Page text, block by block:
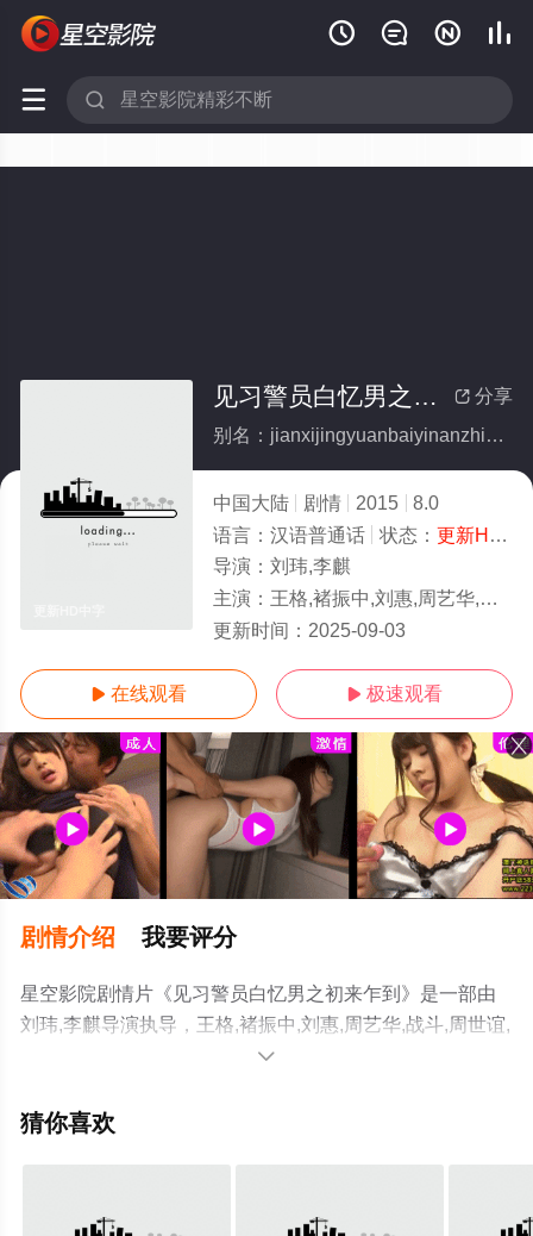
   
 
 分享
见习警员白忆男之初来乍到
别名：jianxijingyuanbaiyinanzhichulaizhadao
中国大陆 剧情 2015
8.0
语言： 汉语普通话 状态： 更新HD中字
导演： 刘玮,李麒
主演： 王格,褚振中,刘惠,周艺华,战斗,周世谊,孙浩涪
更新时间： 2025-09-03
 在线观看  极速观看
剧情介绍 我要评分
星空影院剧情片《见习警员白忆男之初来乍到》是一部由
刘玮,李麒导演执导，王格,褚振中,刘惠,周艺华,战斗,周世谊,
孙浩涪等明星演员精彩演绎的中国大陆电影，手机免费在
信息可移步至豆瓣电影、电视猫或剧情网等平台了解。

猜你喜欢